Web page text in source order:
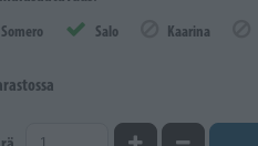
Somero Salo Kaarina
Kasvata määrääVähennä määrää